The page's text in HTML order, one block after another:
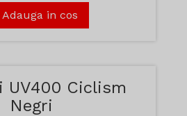
in cos
UV400 Ciclism
Negri